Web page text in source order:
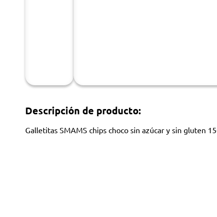
Descripción de producto:
Galletitas SMAMS chips choco sin azúcar y sin gluten